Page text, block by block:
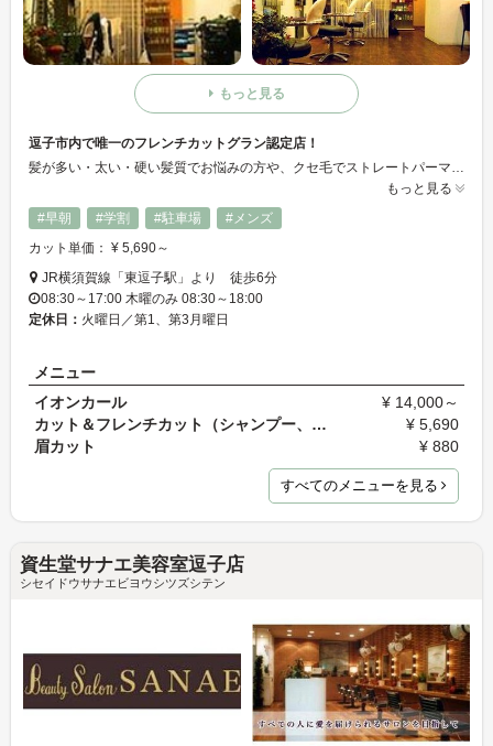
もっと見る
逗子市内で唯一のフレンチカットグラン認定店！
もっと見る
#早朝
#学割 #駐車場
#メンズ
カット単価： ¥ 5,690～
JR横須賀線「東逗子駅」より 徒歩6分
08:30～17:00 木曜のみ 08:30～18:00
定休日： 火曜日／第1、第3月曜日
メニュー
イオンカール
¥ 14,000～
カット＆フレンチカット（シャンプー、ブロー込）
¥ 5,690
眉カット
¥ 880
すべてのメニューを見る
資生堂サナエ美容室逗子店
シセイドウサナエビヨウシツズシテン